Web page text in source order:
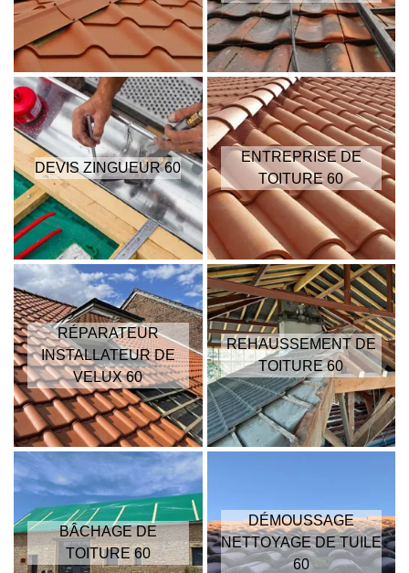
DEVIS ZINGUEUR 60
ENTREPRISE DE
TOITURE 60
RÉPARATEUR
INSTALLATEUR DE
VELUX 60
REHAUSSEMENT DE
TOITURE 60
BÂCHAGE DE
TOITURE 60
DÉMOUSSAGE
NETTOYAGE DE TUILE
60